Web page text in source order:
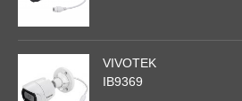
VIVOTEK
IB9369